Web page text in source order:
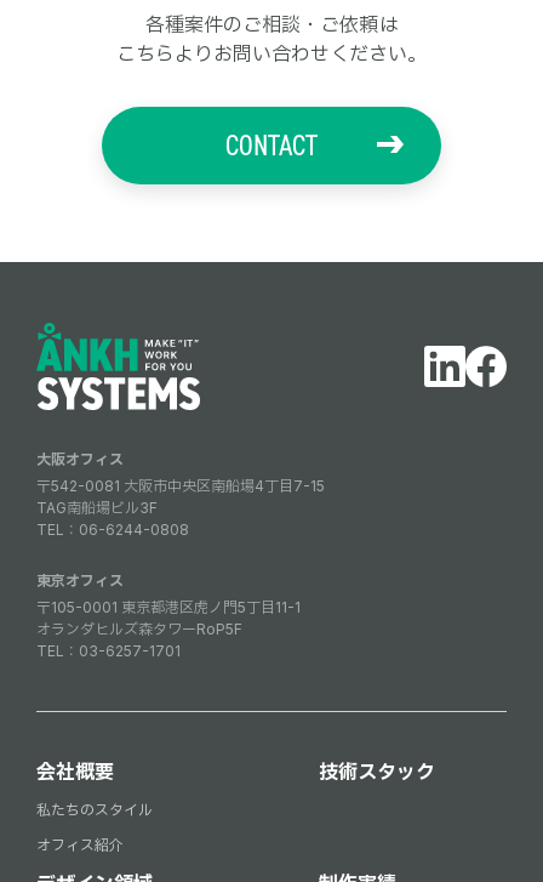
各種案件のご相談・ご依頼は
こちらよりお問い合わせください。
CONTACT
大阪オフィス
〒542-0081 大阪市中央区南船場4丁目7-15
TAG南船場ビル3F
TEL： 06-6244-0808
東京オフィス
〒105-0001 東京都港区虎ノ門5丁目11-1
オランダヒルズ森タワーRoP5F
TEL： 03-6257-1701
会社概要
私たちのスタイル
オフィス紹介
技術スタック